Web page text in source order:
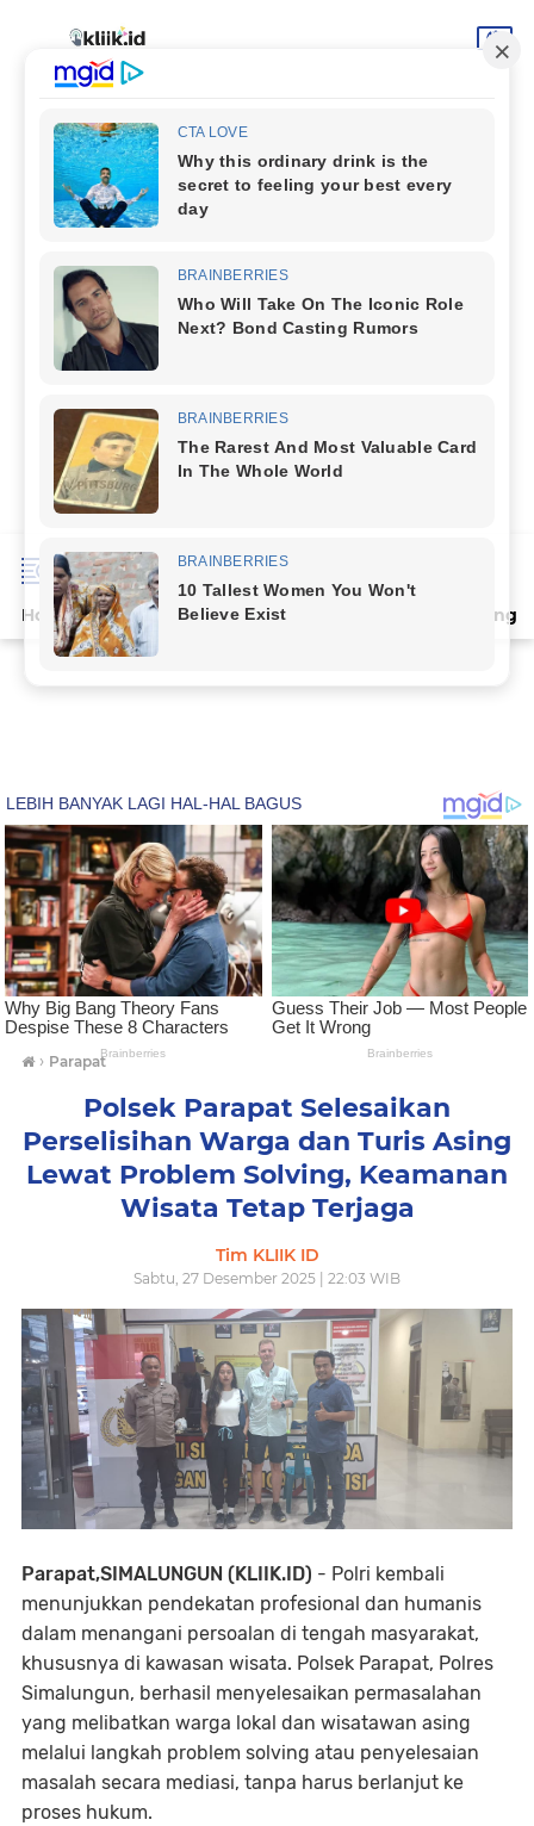
Home Terpopuler Indeks Deli Serdang
› Parapat
Polsek Parapat Selesaikan
Perselisihan Warga dan Turis Asing
Lewat Problem Solving, Keamanan
Wisata Tetap Terjaga
Tim KLIIK ID
Sabtu, 27 Desember 2025 | 22:03 WIB
Parapat,SIMALUNGUN (KLIIK.ID) - Polri kembali
menunjukkan pendekatan profesional dan humanis
dalam menangani persoalan di tengah masyarakat,
khususnya di kawasan wisata. Polsek Parapat, Polres
Simalungun, berhasil menyelesaikan permasalahan
yang melibatkan warga lokal dan wisatawan asing
melalui langkah problem solving atau penyelesaian
masalah secara mediasi, tanpa harus berlanjut ke
proses hukum.